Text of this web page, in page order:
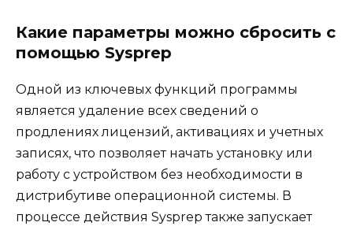
Какие параметры можно сбросить с
помощью Sysprep
Одной из ключевых функций программы
является удаление всех сведений о
продлениях лицензий, активациях и учетных
записях, что позволяет начать установку или
работу с устройством без необходимости в
дистрибутиве операционной системы. В
процессе действия Sysprep также запускает